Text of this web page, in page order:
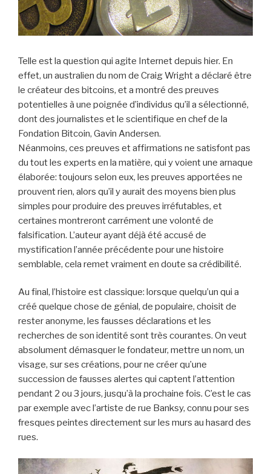
Telle est la question qui agite Internet depuis hier. En
effet, un australien du nom de Craig Wright a déclaré être
le créateur des bitcoins, et a montré des preuves
potentielles à une poignée d’individus qu’il a sélectionné,
dont des journalistes et le scientifique en chef de la
Fondation Bitcoin, Gavin Andersen.
Néanmoins, ces preuves et affirmations ne satisfont pas
du tout les experts en la matière, qui y voient une arnaque
élaborée: toujours selon eux, les preuves apportées ne
prouvent rien, alors qu’il y aurait des moyens bien plus
simples pour produire des preuves irréfutables, et
certaines montreront carrément une volonté de
falsification. L’auteur ayant déjà été accusé de
mystification l’année précédente pour une histoire
semblable, cela remet vraiment en doute sa crédibilité.
Au final, l’histoire est classique: lorsque quelqu’un qui a
créé quelque chose de génial, de populaire, choisit de
rester anonyme, les fausses déclarations et les
recherches de son identité sont très courantes. On veut
absolument démasquer le fondateur, mettre un nom, un
visage, sur ses créations, pour ne créer qu’une
succession de fausses alertes qui captent l’attention
pendant 2 ou 3 jours, jusqu’à la prochaine fois. C’est le cas
par exemple avec l’artiste de rue Banksy, connu pour ses
fresques peintes directement sur les murs au hasard des
rues.